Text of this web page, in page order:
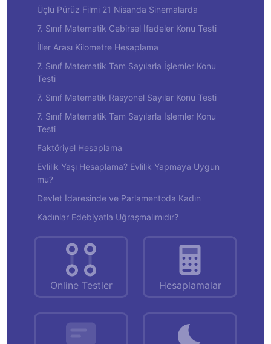
Üçlü Pürüz Filmi 21 Nisanda Sinemalarda
7. Sınıf Matematik Cebirsel İfadeler Konu Testi
İller Arası Kilometre Hesaplama
7. Sınıf Matematik Tam Sayılarla İşlemler Konu
Testi
7. Sınıf Matematik Rasyonel Sayılar Konu Testi
7. Sınıf Matematik Tam Sayılarla İşlemler Konu
Testi
Faktöriyel Hesaplama
Evlilik Yaşı Hesaplama? Evlilik Yapmaya Uygun
mu?
Devlet İdaresinde ve Parlamentoda Kadın
Kadınlar Edebiyatla Uğraşmalımıdır?
Online Testler Hesaplamalar